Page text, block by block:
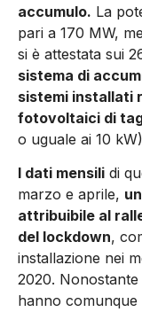
accumulo. La
pari a 170 MW,
si è attestata sui
sistema di
sistemi installati
fotovoltaici di
o uguale ai 10
I dati mensili di
marzo e aprile,
attribuibile al
del lockdown,
installazione nei
2020. Nonostante
hanno